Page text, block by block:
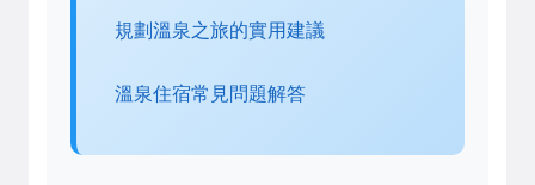
規劃溫泉之旅的實用建議
溫泉住宿常見問題解答